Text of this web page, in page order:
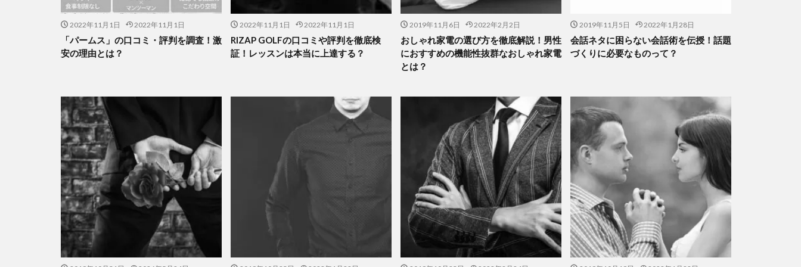
2022年11月1日 2022年11月1日
「パームス」の口コミ・評判を調査！激
安の理由とは？
2022年11月1日 2022年11月1日
RIZAP GOLFの口コミや評判を徹底検
証！レッスンは本当に上達する？
2019年11月6日 2022年2月2日
おしゃれ家電の選び方を徹底解説！男性
におすすめの機能性抜群なおしゃれ家電
とは？
2019年11月5日 2022年1月28日
会話ネタに困らない会話術を伝授！話題
づくりに必要なものって？